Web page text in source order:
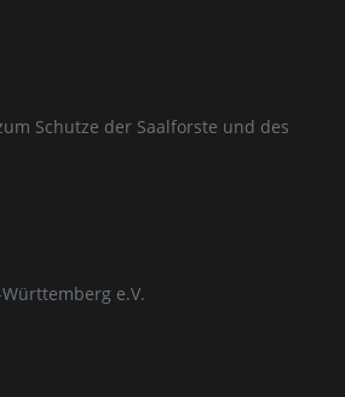
Schutze der Saalforste und des
e.V.